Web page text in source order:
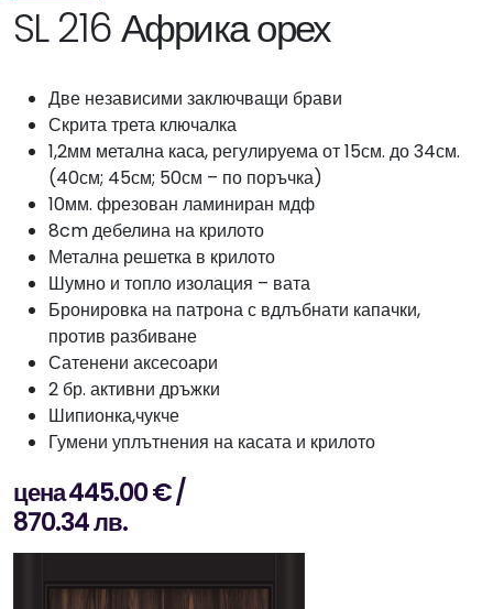
SL 216 Африка орех
Две независими заключващи брави
Скрита трета ключалка
1,2мм метална каса, регулируема от 15см. до 34см.
(40см; 45см; 50см – по поръчка)
10мм. фрезован ламиниран мдф
8cm дебелина на крилото
Метална решетка в крилото
Шумно и топло изолация – вата
Бронировка на патрона с вдлъбнати капачки,
против разбиване
Сатенени аксесоари
2 бр. активни дръжки
Шипионка,чукче
Гумени уплътнения на касата и крилото
цена 445.00 € /
870.34 лв.